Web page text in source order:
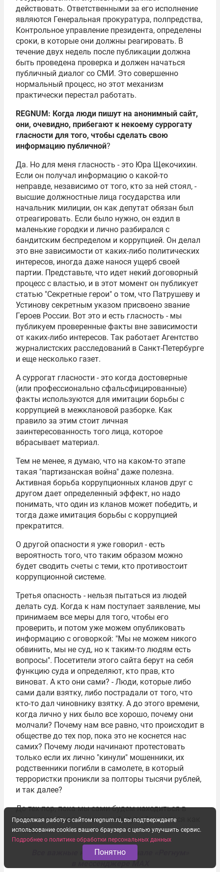
действовать. Ответственными за его исполнение
являются Генеральная прокуратура, полпредства,
Контрольное управление президента, определены
сроки, в которые они должны реагировать. В
течение двух недель после публикации должна
быть проведена проверка и должен начаться
публичный диалог со СМИ. Это совершенно
нормальный процесс, но этот механизм
практически перестал работать.
REGNUM: Когда люди пишут на анонимный сайт,
они, очевидно, прибегают к некоему суррогату
гласности для того, чтобы сделать свою
информацию публичной?
Да. Но для меня гласность - это Юра Щекочихин.
Если он получал информацию о какой-то
неправде, независимо от того, кто за ней стоял, -
высшие должностные лица государства или
начальник милиции, он как депутат обязан был
отреагировать. Если было нужно, он ездил в
маленькие городки и лично разбирался с
бандитским беспределом и коррупцией. Он делал
это вне зависимости от каких-либо политических
интересов, иногда даже нанося ущерб своей
партии. Представьте, что идет некий договорный
процесс с властью, и в этот момент он публикует
статью "Секретные герои" о том, что Патрушеву и
Устинову секретным указом присвоено звание
Героев России. Вот это и есть гласность - мы
публикуем проверенные факты вне зависимости
от каких-либо интересов. Так работает Агентство
журналистских расследований в Санкт-Петербурге
и еще несколько газет.
А суррогат гласности - это когда достоверные
(или профессионально сфальсфицированные)
факты используются для имитации борьбы с
коррупцией в межклановой разборке. Как
правило за этим стоит личная
заинтересованность того лица, которое
вбрасывает материал.
Тем не менее, я думаю, что на каком-то этапе
такая "партизанская война" даже полезна.
Активная борьба коррупционных кланов друг с
другом дает определенный эффект, но надо
понимать, что один из кланов может победить, и
тогда даже имитация борьбы с коррупцией
прекратится.
О другой опасности я уже говорил - есть
вероятность того, что таким образом можно
будет сводить счеты с теми, кто противостоит
коррупционной системе.
Третья опасность - нельзя пытаться из людей
делать суд. Когда к нам поступает заявление, мы
принимаем все меры для того, чтобы его
проверить, и потом уже можем опубликовать
информацию с оговоркой: "Мы не можем никого
обвинить, мы не суд, но к таким-то людям есть
вопросы". Посетители этого сайта берут на себя
функцию суда и определяют, кто прав, кто
виноват. А кто они сами? - Люди, которые либо
сами дали взятку, либо пострадали от того, что
кто-то дал чиновнику взятку. А до этого времени,
когда лично у них было все хорошо, почему они
молчали? Почему нам все равно, что происходит в
обществе до тех пор, пока это не коснется нас
самих? Почему люди начинают протестовать
только если их лично "кинули" мошенники, их
родственники погибли в самолете, в который
террористки проникли за полторы тысячи рублей,
и так далее?
До тех пор, пока мы сами будем находиться в
состоянии быдла, с нами и будут обращаться как
с быдлом.
Все важные новости — в канале «Регнум»
в мессенджере MAX
Продолжая работу с сайтом regnum.ru, вы подтверждаете
использование cookies вашего браузера с целью улучшить сервис.
Подробнее о политике обработки персональных данных
Понятно